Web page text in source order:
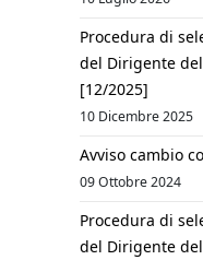
Procedura di
del Dirigente
[12/2025]
10 Dicembre 2025
Avviso cambio
09 Ottobre 2024
Procedura di
del Dirigente